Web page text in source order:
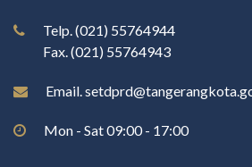
Telp. (021) 55764944
Fax. (021) 55764943
Email.
Mon - Sat 09:00 - 17:00